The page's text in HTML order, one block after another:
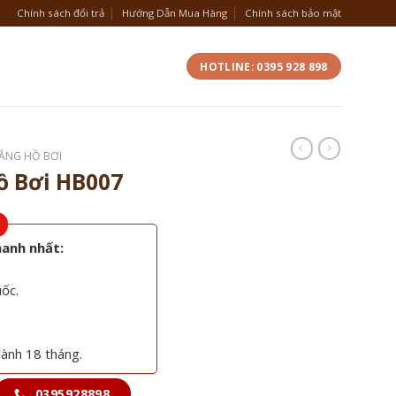
Chính sách đổi trả Hướng Dẫn Mua Hàng Chính sách bảo mật
HOTLINE: 0395 928 898
HỒ BƠI
Bơi HB007
nhất:
18 tháng.